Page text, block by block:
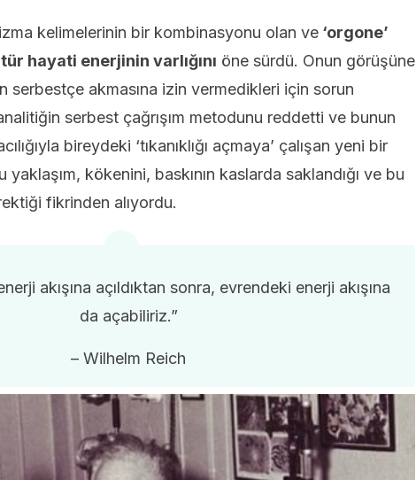
kelimelerinin bir kombinasyonu olan ve ‘orgone’
hayati enerjinin varlığını öne sürdü. Onun görüşüne
serbestçe akmasına izin vermedikleri için sorun
serbest çağrışım metodunu reddetti ve bunun
bireydeki ‘tıkanıklığı açmaya’ çalışan yeni bir
kökenini, baskının kaslarda saklandığı ve bu
fikrinden alıyordu.
akışına açıldıktan sonra, evrendeki enerji akışına
da açabiliriz.”
– Wilhelm Reich